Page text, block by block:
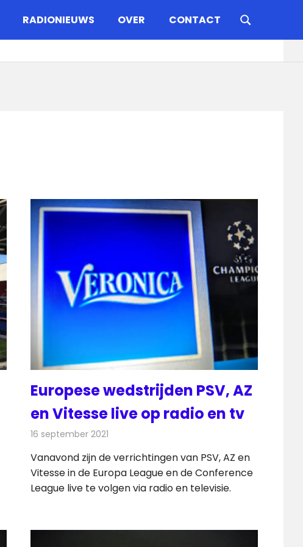
RADIONIEUWS OVER CONTACT
Europese wedstrijden PSV, AZ
en Vitesse live op radio en tv
16 september 2021
Vanavond zijn de verrichtingen van PSV, AZ en
Vitesse in de Europa League en de Conference
League live te volgen via radio en televisie.